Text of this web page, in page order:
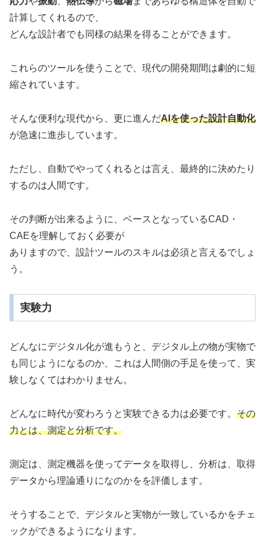
計算してくれるので、
どんな設計者でも同様の結果を得ることができます。
これらのツールを使うことで、現代の開発期間は劇的に短
縮されています。
そんな便利な現代から、更に進んだAIを使った設計自動化
が急速に進歩しています。
ただし、自動でやってくれるとは言え、最終的に決めたり
するのは人間です。
その判断が出来るように、ベースとなっているCAD・
CAEを理解しておく必要が
ありますので、設計ツールのスキルは必須と言えるでしょ
う。
実験力
どんなにデジタル化が進もうと、デジタル上の物が実物で
も同じようになるのか、これは人間側の手足を使って、実
験しなくてはわかりません。
どんなに時代が変わろうと実験できる力は必要です。 その
力とは、測定と分析です。
測定は、測定機器を使ってデータを取得し、分析は、取得
データから理論通りになのかをを評価します。
そうすることで、デジタルと実物が一致しているかをチェ
ックができるようになります。